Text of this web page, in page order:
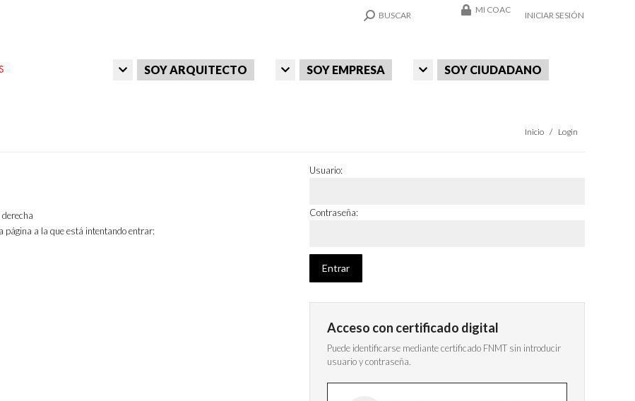
SEARCH:
BUSCAR
MI COAC
INICIAR SESIÓN
SOY ARQUITECTO SOY EMPRESA SOY CIUDADANO
Estás aquí:
Inicio Login
página a la que está intentando entrar:
Usuario:
Contraseña:
Acceso con certificado digital
Puede identificarse mediante certificado FNMT sin introducir
usuario y contraseña.